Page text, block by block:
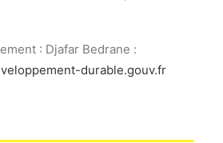
: Djafar Bedrane :
durable.gouv.fr